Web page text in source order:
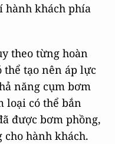
hành khách phía
theo từng hoàn
thể tạo nên áp lực
năng cụm bơm
loại có thể bắn
được bơm phồng,
cho hành khách.